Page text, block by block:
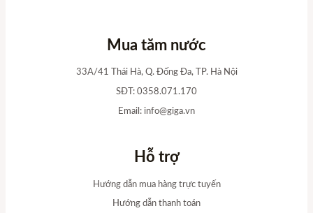
Mua tăm nước
33A/41 Thái Hà, Q. Đống Đa, TP. Hà Nội
SĐT: 0358.071.170
Email: info@giga.vn
Hỗ trợ
Hướng dẫn mua hàng trực tuyến
Hướng dẫn thanh toán